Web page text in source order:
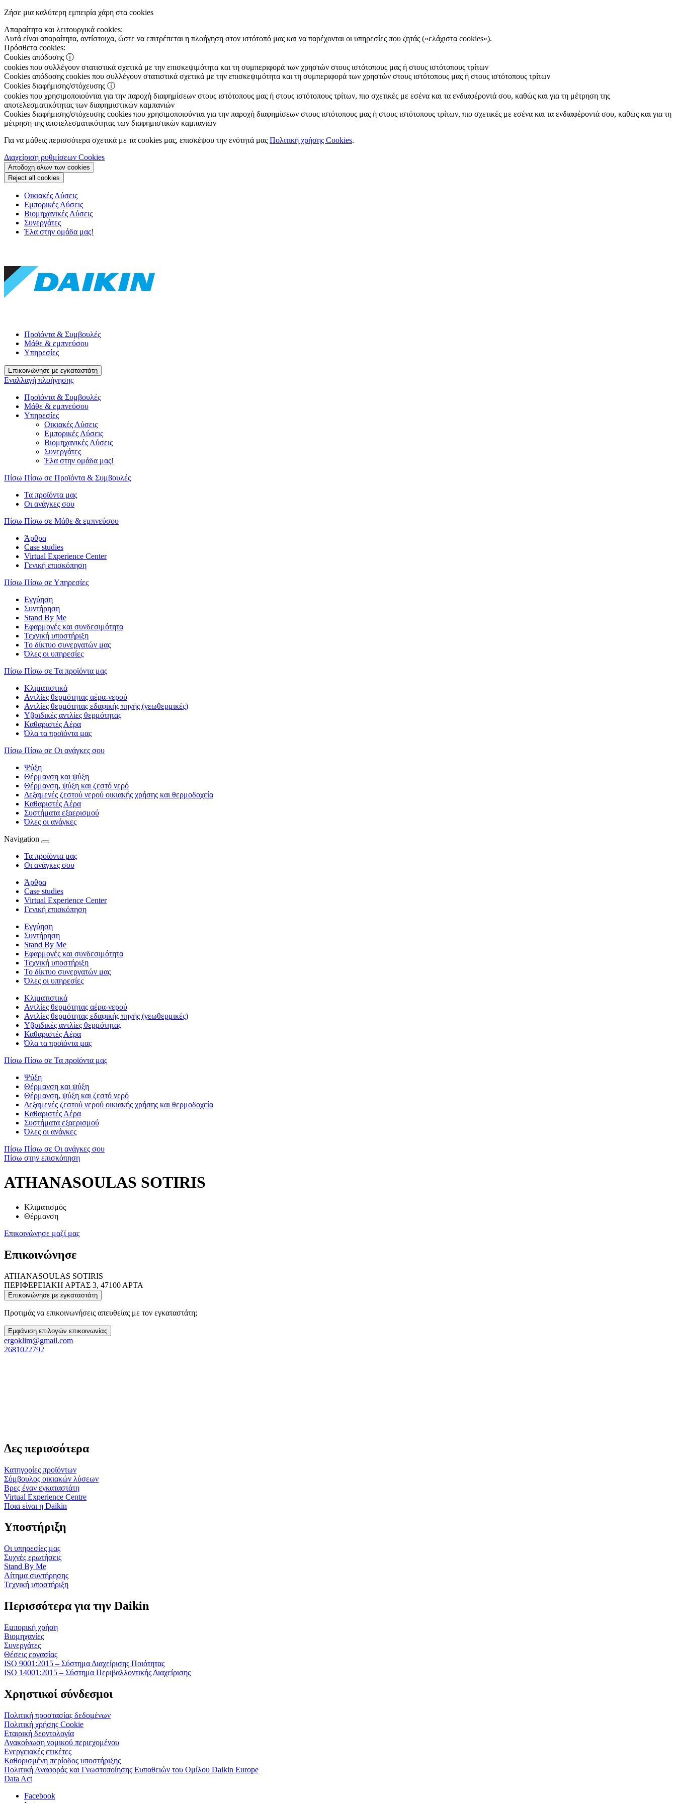
Ζήσε μια καλύτερη εμπειρία χάρη στα cookies
Απαραίτητα και λειτουργικά cookies:
Αυτά είναι απαραίτητα, αντίστοιχα, ώστε να επιτρέπεται η πλοήγηση στον ιστότοπό μας και να παρέχονται οι υπηρεσίες που ζητάς («ελάχιστα cookies»).
Πρόσθετα cookies:
Cookies απόδοσης ⓘ
cookies που συλλέγουν στατιστικά σχετικά με την επισκεψιμότητα και τη συμπεριφορά των χρηστών στους ιστότοπους μας ή στους ιστότοπους τρίτων
Cookies απόδοσης cookies που συλλέγουν στατιστικά σχετικά με την επισκεψιμότητα και τη συμπεριφορά των χρηστών στους ιστότοπους μας ή στους ιστότοπους τρίτων
Cookies διαφήμισης/στόχευσης ⓘ
cookies που χρησιμοποιούνται για την παροχή διαφημίσεων στους ιστότοπους μας ή στους ιστότοπους τρίτων, πιο σχετικές με εσένα και τα ενδιαφέροντά σου, καθώς και για τη μέτρηση της
αποτελεσματικότητας των διαφημιστικών καμπανιών
Cookies διαφήμισης/στόχευσης cookies που χρησιμοποιούνται για την παροχή διαφημίσεων στους ιστότοπους μας ή στους ιστότοπους τρίτων, πιο σχετικές με εσένα και τα ενδιαφέροντά σου, καθώς και για τη
μέτρηση της αποτελεσματικότητας των διαφημιστικών καμπανιών
Για να μάθεις περισσότερα σχετικά με τα cookies μας, επισκέψου την ενότητά μας Πολιτική χρήσης Cookies.
Διαχείριση ρυθμίσεων Cookies
Αποδοχη ολων των cookies
Reject all cookies
Οικιακές Λύσεις
Εμπορικές Λύσεις
Βιομηχανικές Λύσεις
Συνεργάτες
Έλα στην ομάδα μας!
Προϊόντα & Συμβουλές
Μάθε & εμπνεύσου
Υπηρεσίες
Επικοινώνησε με εγκαταστάτη
Εναλλαγή πλοήγησης
Προϊόντα & Συμβουλές
Μάθε & εμπνεύσου
Υπηρεσίες
Οικιακές Λύσεις
Εμπορικές Λύσεις
Βιομηχανικές Λύσεις
Συνεργάτες
Έλα στην ομάδα μας!
Πίσω Πίσω σε Προϊόντα & Συμβουλές
Τα προϊόντα μας
Οι ανάγκες σου
Πίσω Πίσω σε Μάθε & εμπνεύσου
Άρθρα
Case studies
Virtual Experience Center
Γενική επισκόπηση
Πίσω Πίσω σε Υπηρεσίες
Εγγύηση
Συντήρηση
Stand By Me
Εφαρμογές και συνδεσιμότητα
Τεχνική υποστήριξη
Το δίκτυο συνεργατών μας
Όλες οι υπηρεσίες
Πίσω Πίσω σε Τα προϊόντα μας
Κλιματιστικά
Αντλίες θερμότητας αέρα-νερού
Αντλίες θερμότητας εδαφικής πηγής (γεωθερμικές)
Υβριδικές αντλίες θερμότητας
Καθαριστές Αέρα
Όλα τα προϊόντα μας
Πίσω Πίσω σε Οι ανάγκες σου
Ψύξη
Θέρμανση και ψύξη
Θέρμανση, ψύξη και ζεστό νερό
Δεξαμενές ζεστού νερού οικιακής χρήσης και θερμοδοχεία
Καθαριστές Αέρα
Συστήματα εξαερισμού
Όλες οι ανάγκες
Navigation
Τα προϊόντα μας
Οι ανάγκες σου
Άρθρα
Case studies
Virtual Experience Center
Γενική επισκόπηση
Εγγύηση
Συντήρηση
Stand By Me
Εφαρμογές και συνδεσιμότητα
Τεχνική υποστήριξη
Το δίκτυο συνεργατών μας
Όλες οι υπηρεσίες
Κλιματιστικά
Αντλίες θερμότητας αέρα-νερού
Αντλίες θερμότητας εδαφικής πηγής (γεωθερμικές)
Υβριδικές αντλίες θερμότητας
Καθαριστές Αέρα
Όλα τα προϊόντα μας
Πίσω Πίσω σε Τα προϊόντα μας
Ψύξη
Θέρμανση και ψύξη
Θέρμανση, ψύξη και ζεστό νερό
Δεξαμενές ζεστού νερού οικιακής χρήσης και θερμοδοχεία
Καθαριστές Αέρα
Συστήματα εξαερισμού
Όλες οι ανάγκες
Πίσω Πίσω σε Οι ανάγκες σου
Πίσω στην επισκόπηση
ATHANASOULAS SOTIRIS
Κλιματισμός
Θέρμανση
Επικοινώνησε μαζί μας
Επικοινώνησε
ATHANASOULAS SOTIRIS
ΠΕΡΙΦΕΡΕΙΑΚΗ ΑΡΤΑΣ 3, 47100 ΑΡΤΑ
Επικοινώνησε με εγκαταστάτη
Προτιμάς να επικοινωνήσεις απευθείας με τον εγκαταστάτη;
Εμφάνιση επιλογών επικοινωνίας
ergoklim@gmail.com
2681022792
Δες περισσότερα
Κατηγορίες προϊόντων
Σύμβουλος οικιακών λύσεων
Βρες έναν εγκαταστάτη
Virtual Experience Centre
Ποια είναι η Daikin
Υποστήριξη
Οι υπηρεσίες μας
Συχνές ερωτήσεις
Stand By Me
Αίτημα συντήρησης
Τεχνική υποστήριξη
Περισσότερα για την Daikin
Εμπορική χρήση
Βιομηχανίες
Συνεργάτες
Θέσεις εργασίας
ISO 9001:2015 – Σύστημα Διαχείρισης Ποιότητας
ISO 14001:2015 – Σύστημα Περιβαλλοντικής Διαχείρισης
Χρηστικοί σύνδεσμοι
Πολιτική προστασίας δεδομένων
Πολιτική χρήσης Cookie
Εταιρική δεοντολογία
Ανακοίνωση νομικού περιεχομένου
Ενεργειακές ετικέτες
Καθορισμένη περίοδος υποστήριξης
Πολιτική Αναφοράς και Γνωστοποίησης Ευπαθειών του Ομίλου Daikin Europe
Data Act
Facebook